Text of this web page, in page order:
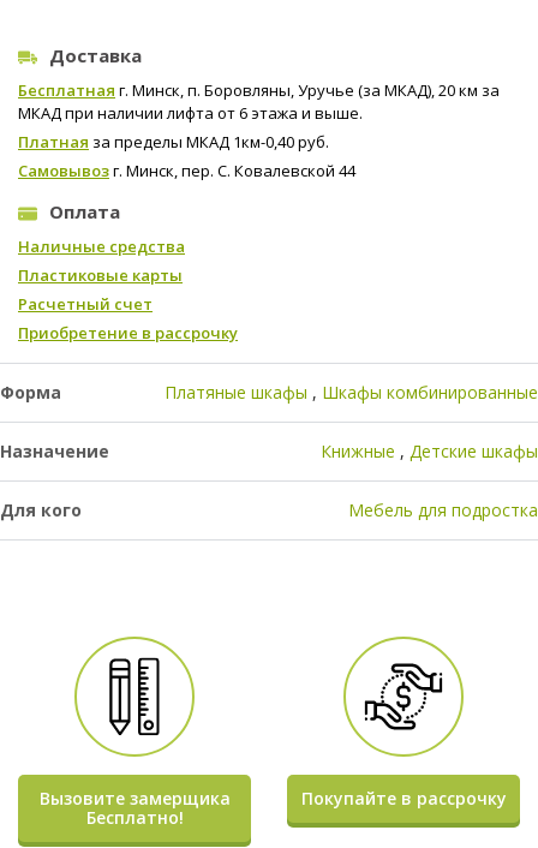
Доставка
Бесплатная г. Минск, п. Боровляны, Уручье (за МКАД), 20 км за
МКАД при наличии лифта от 6 этажа и выше.
Платная за пределы МКАД 1км-0,40 руб.
Самовывозг. Минск, пер. С. Ковалевской 44
Оплата
Наличные средства
Пластиковые карты
Расчетный счет
Приобретение в рассрочку
Форма Платяные шкафы Шкафы комбинированные
Назначение Книжные Детские шкафы
Для кого Мебель для подростка
Вызовите замерщика
Бесплатно!
Покупайте в рассрочку